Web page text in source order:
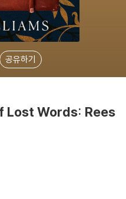
공유하기
Lost Words: Rees